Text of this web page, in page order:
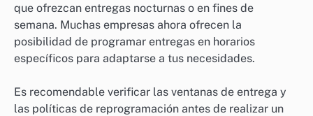
que ofrezcan entregas nocturnas o en fines de
semana. Muchas empresas ahora ofrecen la
posibilidad de programar entregas en horarios
específicos para adaptarse a tus necesidades.
Es recomendable verificar las ventanas de entrega y
las políticas de reprogramación antes de realizar un